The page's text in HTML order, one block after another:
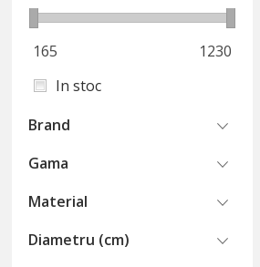
165
1230
In stoc
Brand
Gama
Material
Diametru (cm)